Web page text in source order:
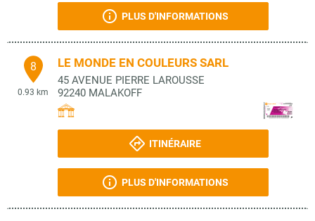
PLUS D'INFORMATIONS
8
0.93 km
LE MONDE EN COULEURS SARL
45 AVENUE PIERRE LAROUSSE
92240 MALAKOFF
ITINÉRAIRE
PLUS D'INFORMATIONS